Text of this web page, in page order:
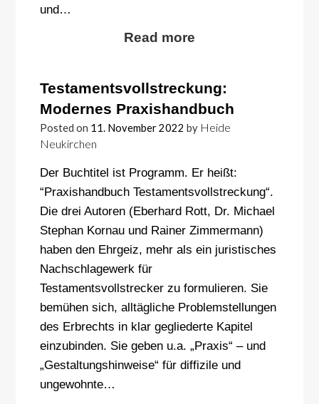
und…
Read more
Testamentsvollstreckung:
Modernes Praxishandbuch
Posted on 11. November 2022 by Heide
Neukirchen
Der Buchtitel ist Programm. Er heißt:
“Praxishandbuch Testamentsvollstreckung“.
Die drei Autoren (Eberhard Rott, Dr. Michael
Stephan Kornau und Rainer Zimmermann)
haben den Ehrgeiz, mehr als ein juristisches
Nachschlagewerk für
Testamentsvollstrecker zu formulieren. Sie
bemühen sich, alltägliche Problemstellungen
des Erbrechts in klar gegliederte Kapitel
einzubinden. Sie geben u.a. „Praxis“ – und
„Gestaltungshinweise“ für diffizile und
ungewohnte…